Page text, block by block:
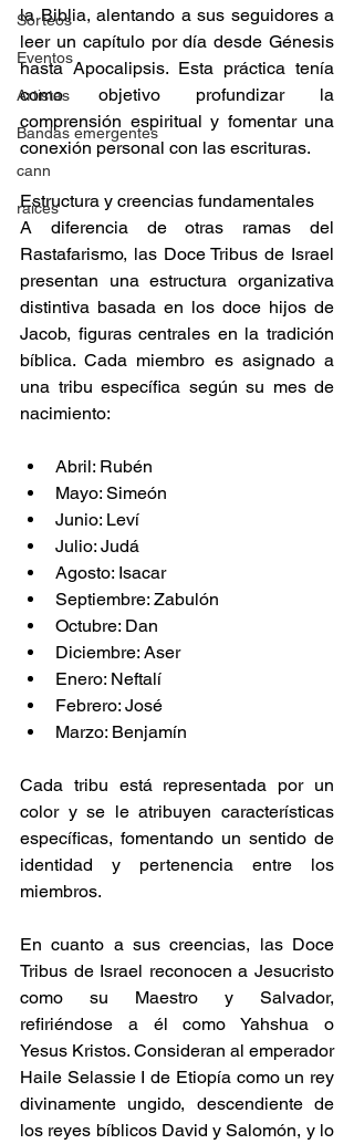
Sorteos
Eventos
Artistas
Bandas emergentes
cann
raices
la Biblia, alentando a sus seguidores a
leer un capítulo por día desde Génesis
hasta Apocalipsis. Esta práctica tenía
como objetivo profundizar la
comprensión espiritual y fomentar una
conexión personal con las escrituras. ​
Estructura y creencias fundamentales
A diferencia de otras ramas del
Rastafarismo, las Doce Tribus de Israel
presentan una estructura organizativa
distintiva basada en los doce hijos de
Jacob, figuras centrales en la tradición
bíblica. Cada miembro es asignado a
una tribu específica según su mes de
nacimiento:​
Abril: Rubén​
Mayo: Simeón​
Junio: Leví​
Julio: Judá​
Agosto: Isacar​
Septiembre: Zabulón​
Octubre: Dan​
Diciembre: Aser​
Enero: Neftalí​
Febrero: José​
Marzo: Benjamín​
Cada tribu está representada por un
color y se le atribuyen características
específicas, fomentando un sentido de
identidad y pertenencia entre los
miembros. ​
En cuanto a sus creencias, las Doce
Tribus de Israel reconocen a Jesucristo
como su Maestro y Salvador,
refiriéndose a él como Yahshua o
Yesus Kristos. Consideran al emperador
Haile Selassie I de Etiopía como un rey
divinamente ungido, descendiente de
los reyes bíblicos David y Salomón, y lo